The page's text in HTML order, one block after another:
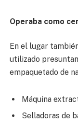
Operaba como
En el lugar
utilizado
empaquetado de
Máquina
Selladoras de